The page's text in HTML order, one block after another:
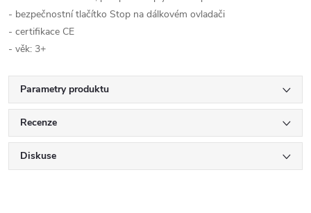
- bezpečnostní tlačítko Stop na dálkovém ovladači
- certifikace CE
- věk: 3+
Parametry produktu
Recenze
Diskuse